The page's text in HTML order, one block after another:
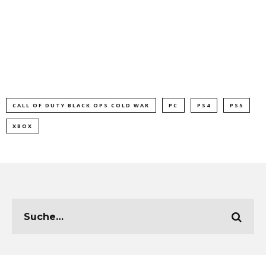
CALL OF DUTY BLACK OPS COLD WAR PC PS4 PS5
XBOX